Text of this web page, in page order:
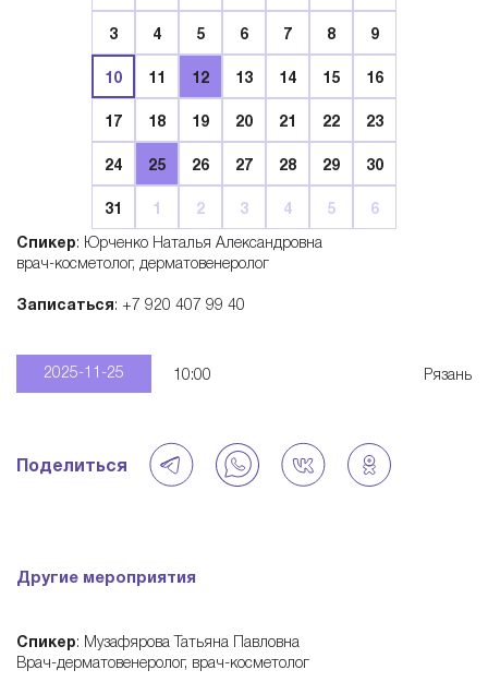
—
и
Спикер: Юрченко Наталья Александровна
врач-косметолог, дерматовенеролог
Записаться: +7 920 407 99 40
2025-11-25 10:00 Рязань
Поделиться
Другие мероприятия
Спикер: Музафярова Татьяна Павловна
Врач-дерматовенеролог, врач-косметолог
май 2026
июнь 2026
июль 2026
август 2026
октябрь 2026
ноябрь 2026
декабрь 2026
январь 2027
3 4 5 6 7 8 9
10 11 12 13 14 15 16
17 18 19 20 21 22 23
24 25 26 27 28 29 30
31 1 2 3 4 5 6